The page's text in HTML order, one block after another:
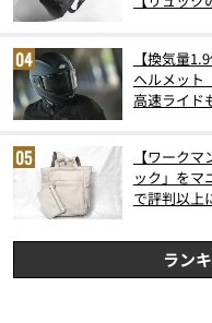
【換気量
ヘルメット
高速ライド
【ワーク
ック」をマ
で評判以上
ラン